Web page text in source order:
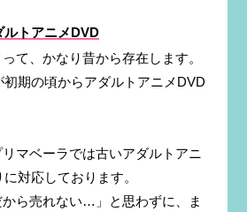
ルトアニメDVD
て、かなり昔から存在します。
期の頃からアダルトアニメDVD
マベーラでは古いアダルトアニ
対応しております。
から売れない…」と思わずに、ま